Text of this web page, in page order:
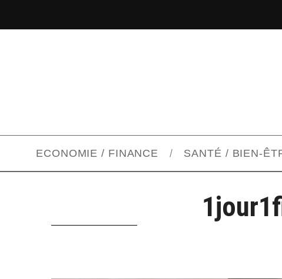
ECONOMIE / FINANCE SANTÉ / BIEN-